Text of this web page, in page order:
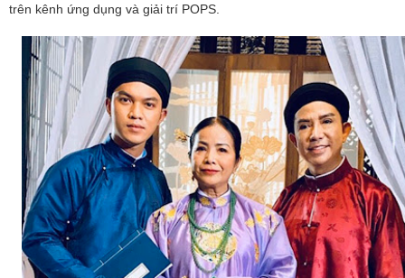
trên kênh ứng dụng và giải trí POPS.